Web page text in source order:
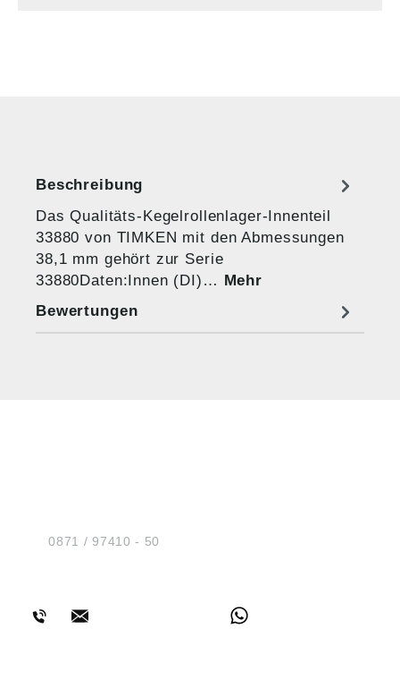
Beschreibung
Das Qualitäts-Kegelrollenlager-Innenteil
33880 von TIMKEN mit den Abmessungen
38,1 mm gehört zur Serie
33880Daten:Innen (DI)… Mehr
Bewertungen
Tel.:0871 / 97410 - 50